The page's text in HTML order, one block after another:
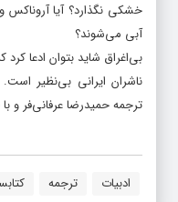
خشکی نگذارد؟ آیا آروناکس
آبی می‌شوند؟
بی‌اغراق شاید بتوان ادعا
ناشران ایرانی بی‌نظیر است.
ترجمه حمیدرضا عرفانی‌فر و با قیمت ۲۵,۰۰۰ تومان
ادبیات ترجمه